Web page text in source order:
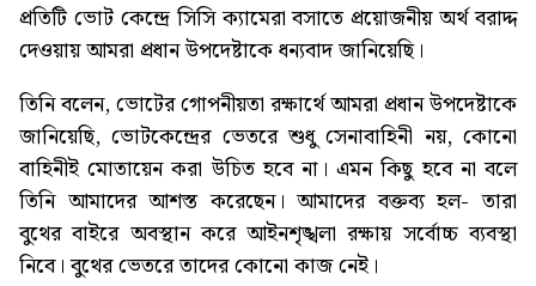
প্রতিটি ভোট কেন্দ্রে সিসি ক্যামেরা বসাতে প্রয়োজনীয় অর্থ বরাদ্দ
দেওয়ায় আমরা প্রধান উপদেষ্টাকে ধন্যবাদ জানিয়েছি।
তিনি বলেন, ভোটের গোপনীয়তা রক্ষার্থে আমরা প্রধান উপদেষ্টাকে
জানিয়েছি, ভোটকেন্দ্রের ভেতরে শুধু সেনাবাহিনী নয়, কোনো
বাহিনীই মোতায়েন করা উচিত হবে না। এমন কিছু হবে না বলে
তিনি আমাদের আশস্ত করেছেন। আমাদের বক্তব্য হল- তারা
বুথের বাইরে অবস্থান করে আইনশৃঙ্খলা রক্ষায় সর্বোচ্চ ব্যবস্থা
নিবে। বুথের ভেতরে তাদের কোনো কাজ নেই।